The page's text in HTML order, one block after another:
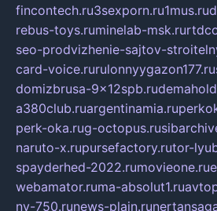
fincontech.ru3sexporn.ru1mus.ru
rebus-toys.ruminelab-msk.ru
seo-prodvizhenie-sajtov-
card-voice.rurulonnyygazon177.ru
domizbrusa-9x12spb.ru
a380club.ruargentinamia.ru
perk-oka.rug-octopus.ru
naruto-x.rupursefactory.rutor-
spayderhed-2022.rumovieone.ru
webamator.ruma-absolut1.ru
nv-750.runews-plain.ru